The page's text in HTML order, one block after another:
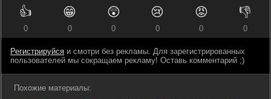
👍
0
😁
0
😲
0
😢
0
😡
0
👎
0
Регистрируйся и смотри без рекламы. Для зарегистрированных
пользователей мы сокращаем рекламу! Оставь комментарий ;)
Похожие материалы: